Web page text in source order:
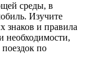
среды, в
Изучите
знаков и правила
необходимости,
по